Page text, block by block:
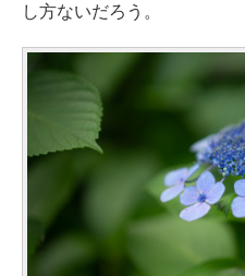
し方ないだろう。